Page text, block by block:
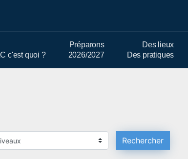
c'est quoi ?
Préparons
2026/2027
Des lieux
Des pratiques
Rechercher